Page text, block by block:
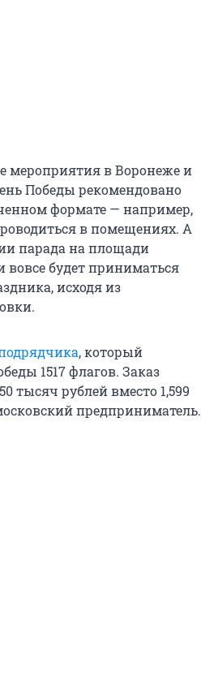
мероприятия в Воронеже и
Победы рекомендовано
формате — например,
в помещениях. А
парада на площади
будет приниматься
исходя из
, который
1517 флагов. Заказ
тысяч рублей вместо 1,599
предприниматель.